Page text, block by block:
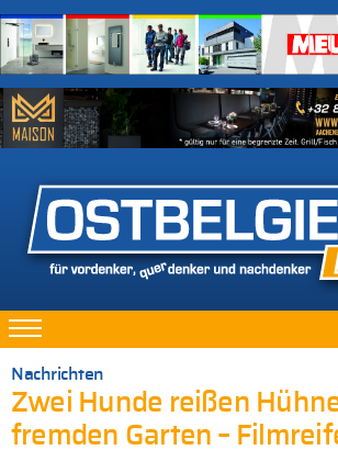
Nachrichten
Zwei Hunde reißen
fremden Garten –